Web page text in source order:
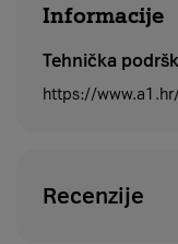
Informacije
Tehnička
https://
Recenzije